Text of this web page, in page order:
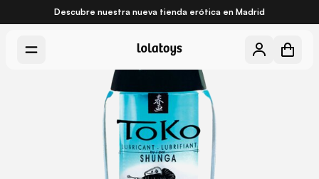
Descubre nuestra nueva tienda erótica en Madrid